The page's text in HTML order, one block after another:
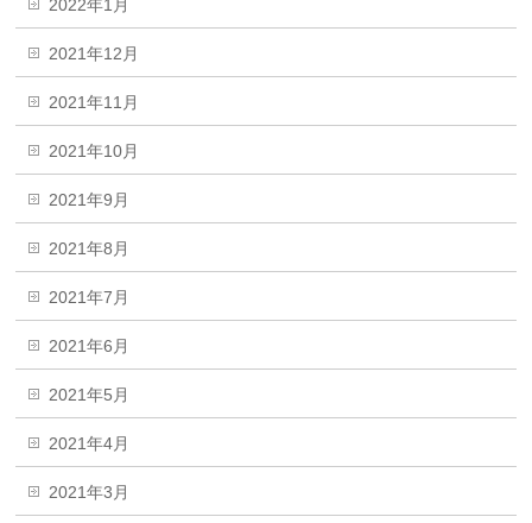
2022年1月
2021年12月
2021年11月
2021年10月
2021年9月
2021年8月
2021年7月
2021年6月
2021年5月
2021年4月
2021年3月